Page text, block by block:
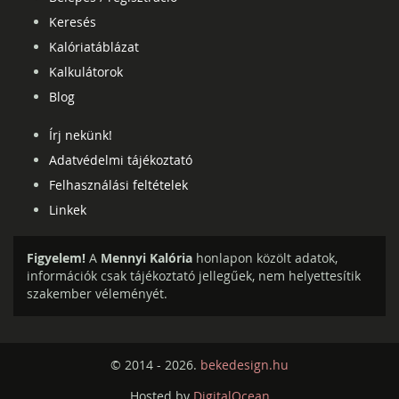
Keresés
Kalóriatáblázat
Kalkulátorok
Blog
Írj nekünk!
Adatvédelmi tájékoztató
Felhasználási feltételek
Linkek
Figyelem! A Mennyi Kalória honlapon közölt adatok,
információk csak tájékoztató jellegűek, nem helyettesítik
szakember véleményét.
© 2014 - 2026. bekedesign.hu